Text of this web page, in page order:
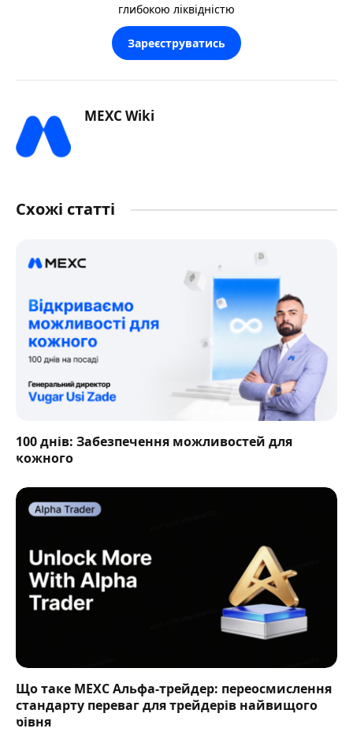
глибокою ліквідністю
Зареєструватись
MEXC Wiki
Схожі статті
100 днів: Забезпечення можливостей для
кожного
Що таке MEXC Альфа-трейдер: переосмислення
стандарту переваг для трейдерів найвищого
рівня